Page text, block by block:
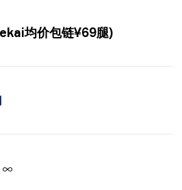
均价包链¥69腿)
∞